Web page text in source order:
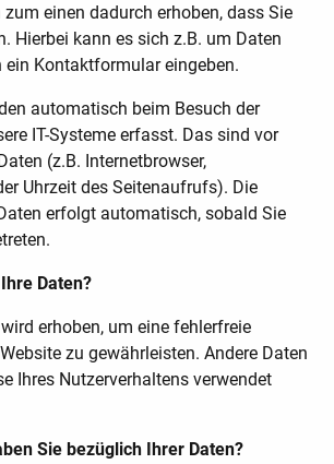
zum einen dadurch erhoben, dass Sie
Hierbei kann es sich z.B. um Daten
ein Kontaktformular eingeben.
automatisch beim Besuch der
IT-Systeme erfasst. Das sind vor
(z.B. Internetbrowser,
Uhrzeit des Seitenaufrufs). Die
erfolgt automatisch, sobald Sie
Daten?
erhoben, um eine fehlerfreie
zu gewährleisten. Andere Daten
Ihres Nutzerverhaltens verwendet
Sie bezüglich Ihrer Daten?